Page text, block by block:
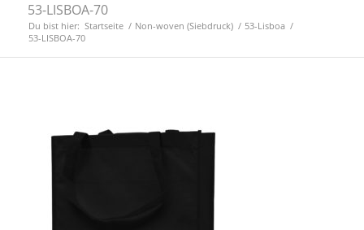
53-LISBOA-70
Du bist hier: Startseite / Non-woven (Siebdruck) / 53-Lisboa /
53-LISBOA-70